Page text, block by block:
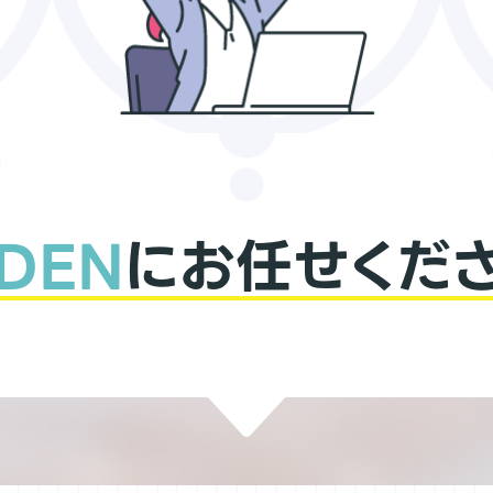
にお任せくだ